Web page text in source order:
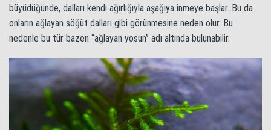
büyüdüğünde, dalları kendi ağırlığıyla aşağıya inmeye başlar. Bu da
onların ağlayan söğüt dalları gibi görünmesine neden olur. Bu
nedenle bu tür bazen “ağlayan yosun” adı altında bulunabilir.